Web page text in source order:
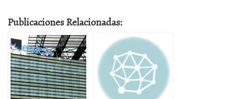
Publicaciones Relacionadas: